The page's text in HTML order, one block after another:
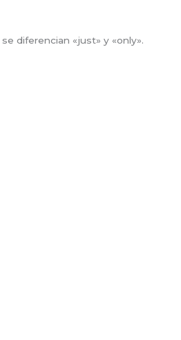
diferencian «just» y «only».